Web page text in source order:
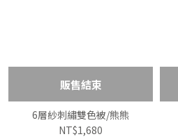
販售結束
6層紗刺繡雙色被/熊熊
NT$1,680